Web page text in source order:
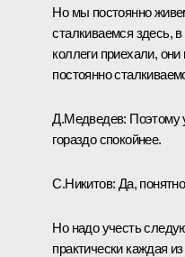
Но мы постоянно
сталкиваемся здесь,
коллеги приехали,
постоянно
Д.Медведев: Поэтому
гораздо спокойнее.
С.Никитов: Да,
Но надо учесть
практически каждая